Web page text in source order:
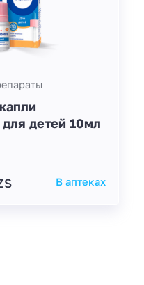
детей 10мл
В аптеках